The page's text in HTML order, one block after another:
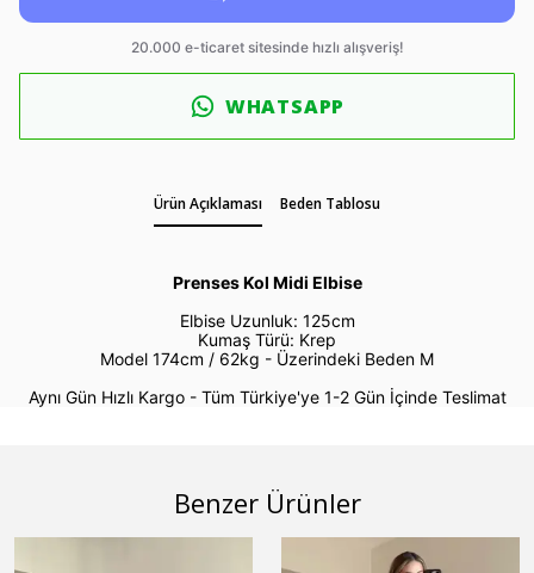
WHATSAPP
Ürün Açıklaması Beden Tablosu
Prenses Kol Midi Elbise
Elbise Uzunluk: 125cm
Kumaş Türü: Krep
Model 174cm / 62kg - Üzerindeki Beden M
Aynı Gün Hızlı Kargo - Tüm Türkiye'ye 1-2 Gün İçinde Teslimat
Benzer Ürünler